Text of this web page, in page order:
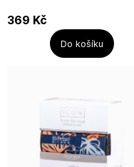
vody, která se letmo dotýká
santálového dřeva, rozmarýnu,
šťavnatého...
369 Kč
Do košíku